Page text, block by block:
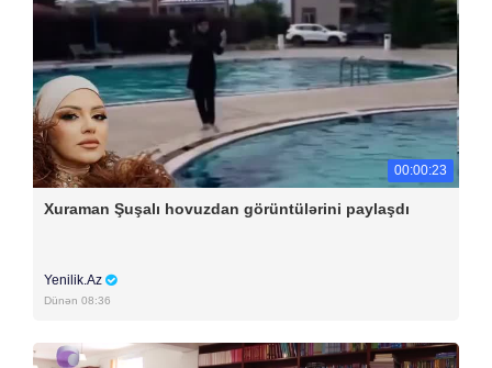
00:00:23
Xuraman Şuşalı hovuzdan görüntülərini paylaşdı
Yenilik.Az
Dünən 08:36